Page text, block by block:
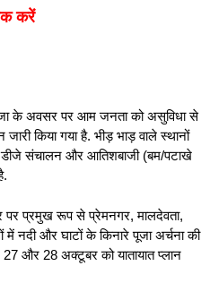
करें
के अवसर पर आम जनता को असुविधा से
किया गया है. भीड़ भाड़ वाले स्थानों
संचालन और आतिशबाजी (बम/पटाखे
प्रमुख रूप से प्रेमनगर, मालदेवता,
नदी और घाटों के किनारे पूजा अर्चना की
और 28 अक्टूबर को यातायात प्लान